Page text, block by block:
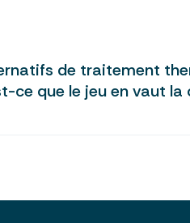
de traitement
ce que le jeu en vaut la